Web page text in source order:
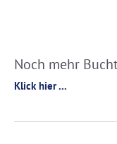
Noch mehr
Klick hier ...